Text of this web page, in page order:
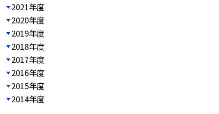
2021年度
2020年度
2019年度
2018年度
2017年度
2016年度
2015年度
2014年度